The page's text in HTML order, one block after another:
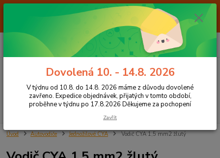
Od 7.8. do 14.8. 2026 máme z důvodu dovolené ZAVŘENO. Expedice
objednávek, přijatých v tomto období, proběhne v týdnu po 17.8.2026
Děkujeme za pochopení
CZK
Hledat
+420 605 283 713
za0,00 Kč
Úvod Autovodiče Jednožilové CYA Vodič CYA 1,5 mm2 žlutý
Dovolená 10. - 14.8. 2026
V týdnu od 10.8. do 14.8. 2026 máme z důvodu dovolené
zavřeno. Expedice objednávek, přijatých v tomto období,
proběhne v týdnu po 17.8.2026 Děkujeme za pochopení
Zavřít